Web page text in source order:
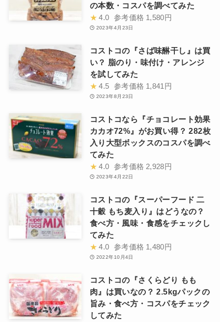
の本数・コスパを調べてみた
★ 4.0 参考価格 1,580円
2023年4月23日
コストコの『さば味醂干し』は買
い？ 脂のり・味付け・アレンジ
を試してみた
★ 4.5 参考価格 1,841円
2023年8月23日
コストコなら『チョコレート効果
カカオ72%』がお買い得？ 282枚
入り大型ボックスのコスパを調べ
てみた
★ 4.0 参考価格 2,928円
2023年4月22日
コストコの『スーパーフード 二
十穀 もち麦入り』はどうなの？
食べ方・風味・食感をチェックし
てみた
★ 4.0 参考価格 1,480円
2022年10月4日
コストコの『さくらどり もも
肉』は買いなの？ 2.5kgパックの
旨み・食べ方・コスパをチェック
してみた